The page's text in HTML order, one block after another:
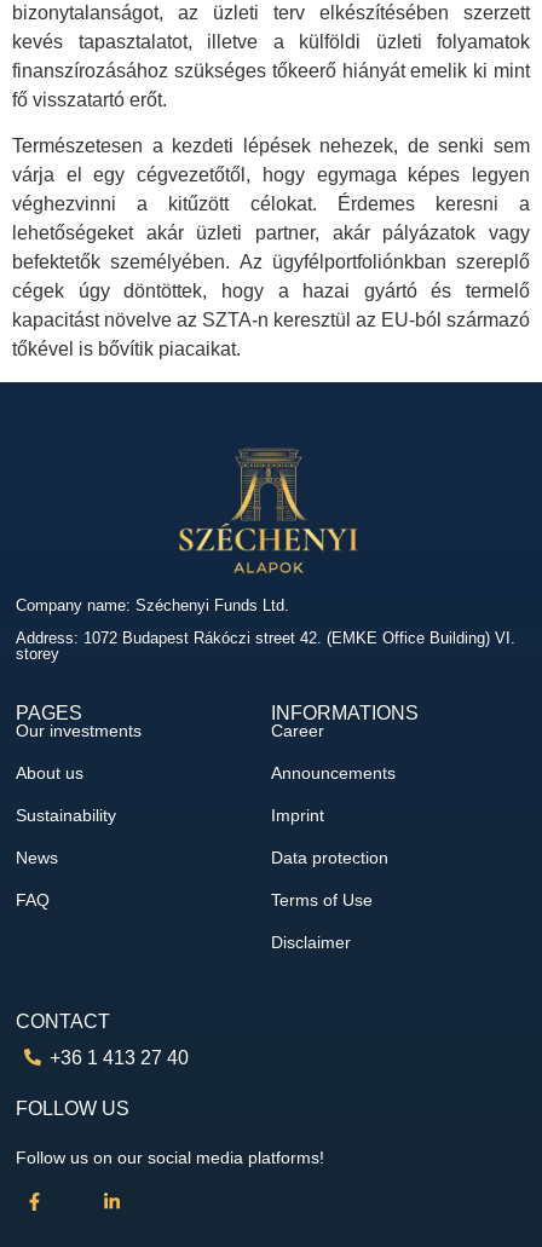
bizonytalanságot, az üzleti terv elkészítésében szerzett
kevés tapasztalatot, illetve a külföldi üzleti folyamatok
finanszírozásához szükséges tőkeerő hiányát emelik ki mint
fő visszatartó erőt.
Természetesen a kezdeti lépések nehezek, de senki sem
várja el egy cégvezetőtől, hogy egymaga képes legyen
véghezvinni a kitűzött célokat. Érdemes keresni a
lehetőségeket akár üzleti partner, akár pályázatok vagy
befektetők személyében. Az ügyfélportfoliónkban szereplő
cégek úgy döntöttek, hogy a hazai gyártó és termelő
kapacitást növelve az SZTA-n keresztül az EU-ból származó
tőkével is bővítik piacaikat.
Company name: Széchenyi Funds Ltd.
Address: 1072 Budapest Rákóczi street 42. (EMKE Office Building) VI.
storey
PAGES
Our investments
About us
Sustainability
News
FAQ
INFORMATIONS
Career
Announcements
Imprint
Data protection
Terms of Use
Disclaimer
CONTACT
+36 1 413 27 40
FOLLOW US
Follow us on our social media platforms!